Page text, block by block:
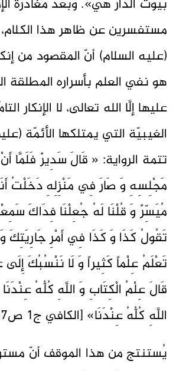
بيوت الدار هي». وبعد مغادرة
مستفسرين عن ظاهر هذا
(عليه السلام) أنّ المقصود من
هو نفي العلم بأسراره المطلقة
عليها إلَّا الله تعالى، لا الإنكار
الغيبيّة التي يمتلكها الأئمّة
تتمة الرواية: « قَالَ سَدِيرٌ فَلَمَّا
مَجْلِسِهِ وَ صَارَ فِي مَنْزِلِهِ دَخَلْتُ
مُيَسِّرٌ وَ قُلْنَا لَهُ جُعِلْنَا فِدَاكَ
تَقُولُ كَذَا وَ كَذَا فِي أَمْرِ جَارِيَتِكَ
تَعْلَمُ عِلْماً كَثِيراً وَ لَا نَنْسُبُكَ
قَالَ عِلْمُ الْكِتَابِ وَ اللَّهِ كُلُّهُ
اللَّهِ كُلُّهُ عِنْدَنَا» [الكافي ج1 ص257].
يُستنتج من هذا الموقف أنّ